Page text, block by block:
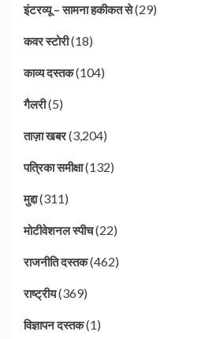
इंटरव्यू – सामना हकीकत से(29)
कवर स्टोरी(18)
काव्य दस्तक(104)
गैलरी(5)
ताज़ा खबर(3,204)
पत्रिका समीक्षा(132)
मुद्दा(311)
मोटीवेशनल स्पीच(22)
राजनीति दस्तक(462)
राष्ट्रीय(369)
विज्ञापन दस्तक(1)